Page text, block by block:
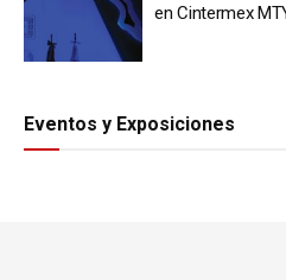
en Cintermex
Eventos y Exposiciones